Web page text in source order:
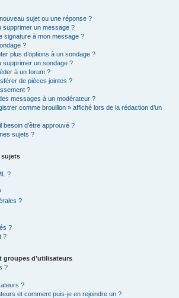
sujet ou une réponse ?
supprimer un message ?
signature à mon message ?
?
plus d’options à un sondage ?
supprimer un sondage ?
à un forum ?
de pièces jointes ?
?
messages à un modérateur ?
comme brouillon » affiché lors de la rédaction d’un
besoin d’être approuvé ?
sujets ?
sujets
?
?
?
?
groupes d’utilisateurs
?
?
et comment puis-je en rejoindre un ?